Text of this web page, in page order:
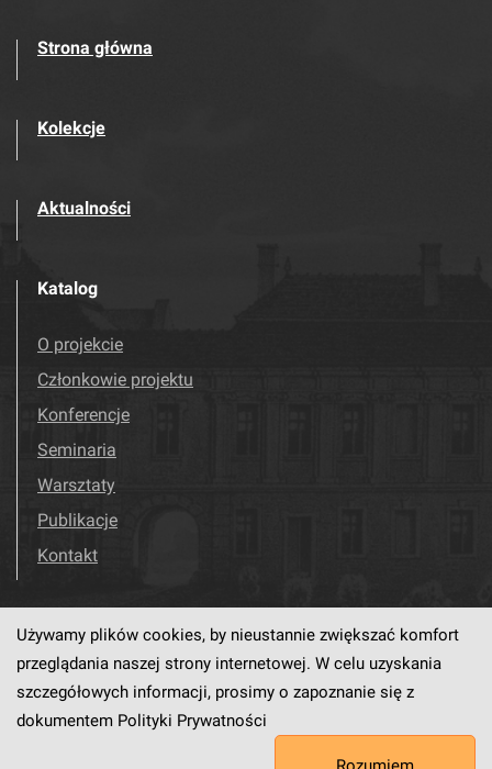
Strona główna
Kolekcje
Aktualności
Katalog
O projekcie
Członkowie projektu
Konferencje
Seminaria
Warsztaty
Publikacje
Kontakt
Odwiedź nas! Facebook
Używamy plików cookies, by nieustannie zwiększać komfort
przeglądania naszej strony internetowej. W celu uzyskania
szczegółowych informacji, prosimy o zapoznanie się z
dokumentem Polityki Prywatności